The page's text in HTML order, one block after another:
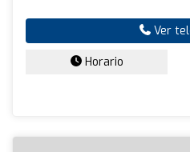
Ver
Horario